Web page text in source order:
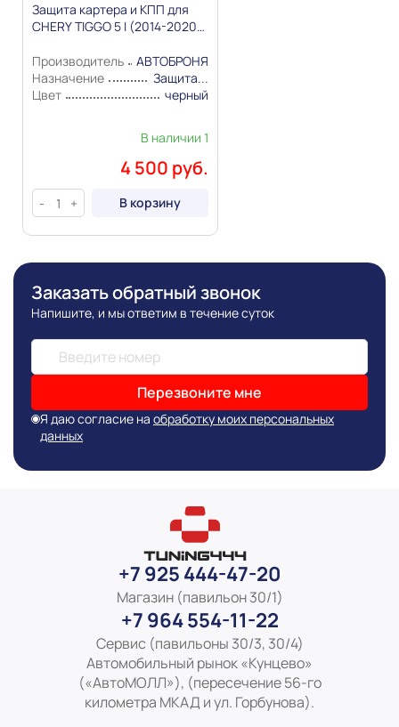
основывается на последних доступных к моменту
публикации сведениях
Защита картера и КПП для
CHERY TIGGO 5 I (2014-2020)
"АВТОБРОНЯ"
Производитель
АВТОБРОНЯ
Назначение
Защита...
Цвет
черный
В наличии 1
4 500 руб.
- + В корзину
Заказать обратный звонок
Напишите, и мы ответим в течение суток
Перезвоните мне
Я даю согласие на обработку моих персональных
данных
+7 925 444-47-20
Магазин (павильон 30/1)
+7 964 554-11-22
Сервис (павильоны 30/3, 30/4)
Автомобильный рынок «Кунцево»
(«АвтоМОЛЛ»), (пересечение 56-го
километра МКАД и ул. Горбунова).